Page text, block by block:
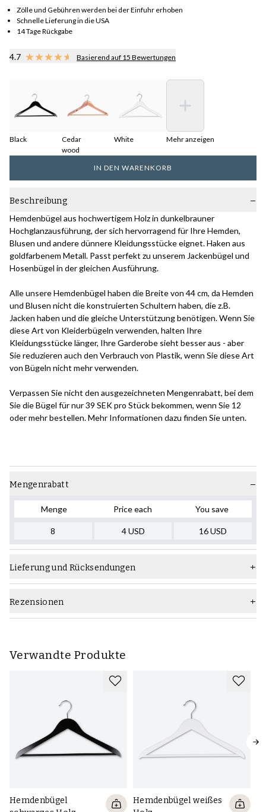
Zölle und Gebühren werden bei der Einfuhr erhoben
Schnelle Lieferung in die USA
14 Tage Rückgabe
4.7 Basierend auf 15 Bewertungen
Black
Cedar
wood
White Mehr anzeigen
IN DEN WARENKORB
Beschreibung
Hemdenbügel aus hochwertigem Holz in dunkelbrauner
Hochglanzausführung, der sich hervorragend für Ihre Hemden,
Blusen und andere dünnere Kleidungsstücke eignet. Haken aus
goldfarbenem Metall. Passt perfekt zu unserem Jackenbügel und
Hosenbügel in der gleichen Ausführung.
Alle unsere Hemdenbügel haben die Breite von 44 cm, da Hemden
und Blusen nicht die konstruierten Schultern haben, die z.B.
Jacken haben und die gleiche Unterstützung benötigen. Wenn Sie
diese Art von Kleiderbügeln verwenden, halten Ihre
Kleidungsstücke länger, Ihre Garderobe sieht besser aus - aber
Sie reduzieren auch den Verbrauch von Plastik, wenn Sie diese Art
von Bügeln nicht mehr verwenden.
Verpassen Sie nicht den ausgezeichneten Mengenrabatt, bei dem
Sie die Bügel für nur 39 SEK pro Stück bekommen, wenn Sie 12
oder mehr bestellen. Mehr Informationen dazu finden Sie unten.
Mengenrabatt
Menge Price each You save
8 4 USD 16USD
Lieferung und Rücksendungen
Rezensionen
Verwandte Produkte
Hemdenbügel
Hemdenbügel weißes